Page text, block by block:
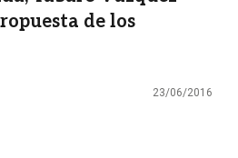
de los
23/06/2016